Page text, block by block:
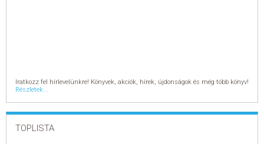
Iratkozz fel hírlevelünkre! Könyvek, akciók, hírek, újdonságok és még több könyv!
Részletek...
TOPLISTA